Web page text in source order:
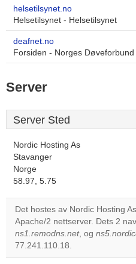
helsetilsynet.no
Helsetilsynet - Helsetilsynet
deafnet.no
Forsiden - Norges Døveforbund
Server
Server Sted
Nordic Hosting As
Stavanger
Norge
58.97, 5.75
Det hostes av Nordic Hosting
Apache/2 nettserver. Dets 2
ns1.remodns.net, og
77.241.110.18.